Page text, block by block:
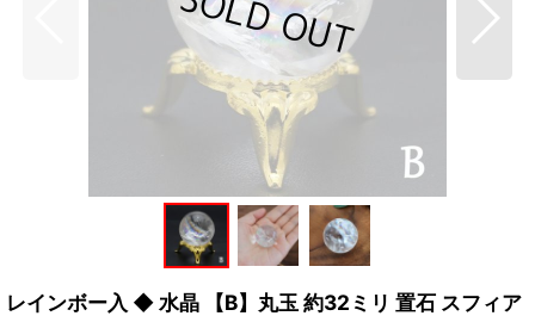
レインボー入 ◆ 水晶 【B】丸玉 約32ミリ 置石 スフィア